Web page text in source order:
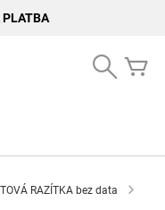
PLATBA
Search
RAZÍTKA bez data